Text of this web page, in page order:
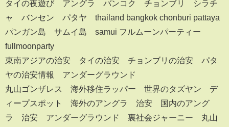
タイの夜遊び アングラ バンコク チョンブリ シラチ
ャ バンセン パタヤ thailand bangkok chonburi pattaya
パンガン島 サムイ島 samui フルムーンパーティー
fullmoonparty
東南アジアの治安 タイの治安 チョンブリの治安 パタ
ヤの治安情報 アンダーグラウンド
丸山ゴンザレス 海外移住ラッパー 世界のタズヤン デ
ィープスポット 海外のアングラ 治安 国内のアング
ラ 治安 アンダーグラウンド 裏社会ジャーニー 丸山